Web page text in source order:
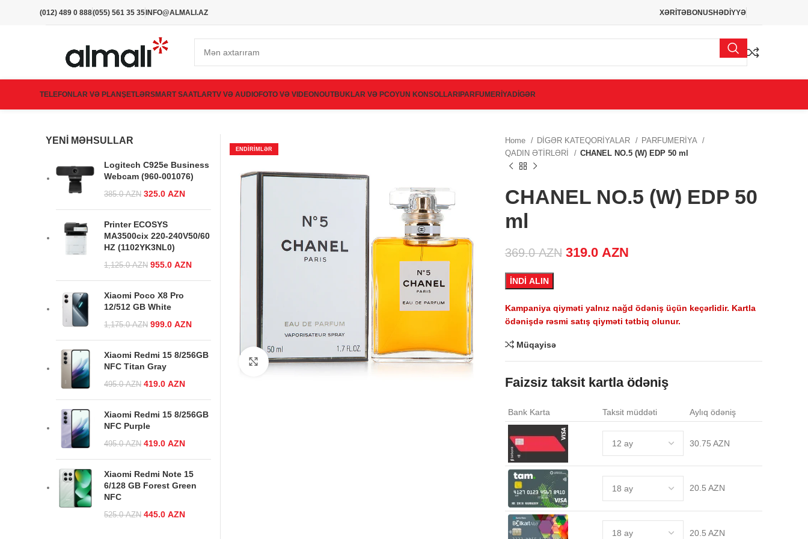
(012) 489 0 888(055) 561 35 35INFO@ALMALI.AZ XƏRİTƏBONUSHƏDİYYƏ
TELEFONLAR VƏ PLANŞETLƏRSMART SAATLARTV VƏ AUDIOFOTO VƏ VIDEONOUTBUKLAR VƏ PCOYUN KONSOLLARI PARFUMERİYADİGƏR
ENDIRIMLƏR
Click to enlarge
Home DİGƏR KATEQORİYALAR
PARFUMERİYA
QADIN ƏTİRLƏRİ
CHANEL NO.5 (W) EDP 50 ml
CHANEL NO.5 (W) EDP 50
ml
369.0AZN Original price was: 369.0 AZN.
319.0 AZN
İNDİ ALIN
Kampaniya qiyməti yalnız nağd ödəniş üçün keçərlidir. Kartla
ödənişdə rəsmi satış qiyməti tətbiq olunur.
Müqayisə
Faizsiz taksit kartla ödəniş
Bank Karta Taksit müddəti Aylıq ödəniş
30.75 AZN
20.5 AZN
20.5 AZN
YENI MƏHSULLAR
Logitech C925e Business
Webcam (960-001076)
385.0AZN Original price was:
325.0 AZN
Printer ECOSYS
MA3500cix 220-240V50/60
HZ (1102YK3NL0)
1,125.0AZN Original price
1,125.0 AZN.
955.0 AZN
Xiaomi Poco X8 Pro
12/512 GB White
1,175.0AZN Original price
1,175.0 AZN.
999.0 AZN
999.0 AZN.
Xiaomi Redmi 15 8/256GB
NFC Titan Gray
495.0AZN Original price was:
419.0 AZN
419.0 AZN.
Xiaomi Redmi 15 8/256GB
NFC Purple
495.0AZN Original price was:
419.0 AZN
419.0 AZN.
Xiaomi Redmi Note 15
6/128 GB Forest Green
NFC
525.0AZN Original price was:
445.0 AZN